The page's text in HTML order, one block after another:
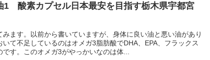
1 酸素カプセル日本最安を目指す栃木県宇都宮
ます。以前から書いていますが、身体に良い油と悪い油があり
て不足しているのはオメガ3脂肪酸でDHA、EPA、フラックス
す。このオメガ3がやっかいなのは体...